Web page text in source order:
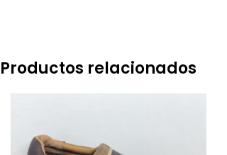
Productos relacionados